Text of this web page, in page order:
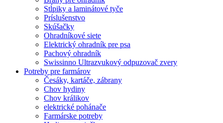
Stĺpiky a laminátové tyče
Príslušenstvo
Skúšačky
Ohradníkové siete
Elektrický ohradník pre psa
Pachový ohradník
Swissinno Ultrazvukový odpuzovač zvery
Potreby pre farmárov
Česáky, kartáče, zábrany
Chov hydiny
Chov králikov
elektrické pohánače
Farmárske potreby